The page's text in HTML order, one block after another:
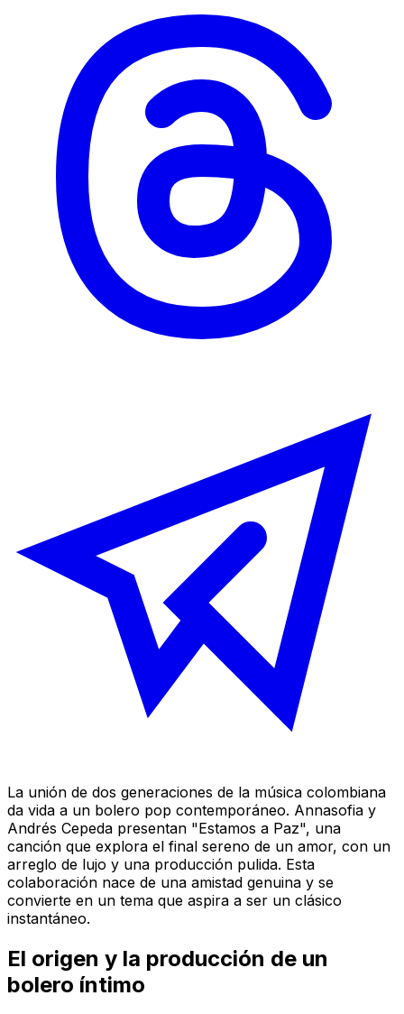
La unión de dos generaciones de la música colombiana
da vida a un bolero pop contemporáneo. Annasofia y
Andrés Cepeda presentan "Estamos a Paz", una
canción que explora el final sereno de un amor, con un
arreglo de lujo y una producción pulida. Esta
colaboración nace de una amistad genuina y se
convierte en un tema que aspira a ser un clásico
instantáneo.
El origen y la producción de un
bolero íntimo